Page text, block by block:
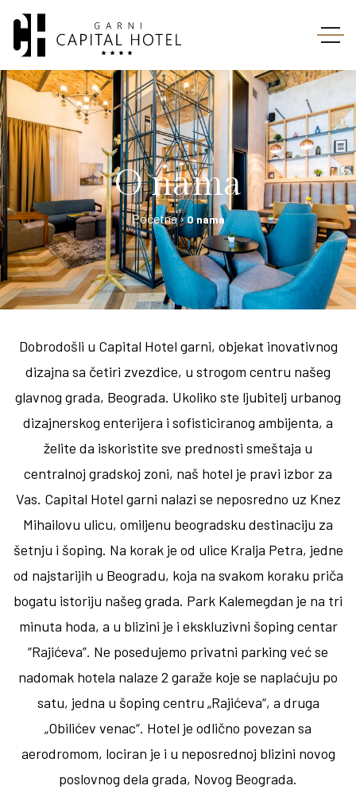
O nama
O nama
Dobrodošli u Capital Hotel garni, objekat inovativnog
dizajna sa četiri zvezdice, u strogom centru našeg
glavnog grada, Beograda. Ukoliko ste ljubitelj urbanog
dizajnerskog enterijera i sofisticiranog ambijenta, a
želite da iskoristite sve prednosti smeštaja u
centralnoj gradskoj zoni, naš hotel je pravi izbor za
Vas. Capital Hotel garni nalazi se neposredno uz Knez
Mihailovu ulicu, omiljenu beogradsku destinaciju za
šetnju i šoping. Na korak je od ulice Kralja Petra, jedne
od najstarijih u Beogradu, koja na svakom koraku priča
bogatu istoriju našeg grada. Park Kalemegdan je na tri
minuta hoda, a u blizini je i ekskluzivni šoping centar
“Rajićeva”. Ne posedujemo privatni parking već se
nadomak hotela nalaze 2 garaže koje se naplaćuju po
satu, jedna u šoping centru „Rajićeva“, a druga
„Obilićev venac“. Hotel je odlično povezan sa
aerodromom, lociran je i u neposrednoj blizini novog
poslovnog dela grada, Novog Beograda.